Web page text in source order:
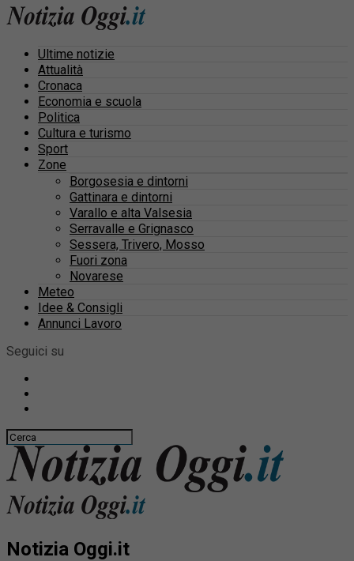
Ultime notizie
Attualità
Cronaca
Economia e scuola
Politica
Cultura e turismo
Sport
Zone
Borgosesia e dintorni
Gattinara e dintorni
Varallo e alta Valsesia
Serravalle e Grignasco
Sessera, Trivero, Mosso
Fuori zona
Novarese
Meteo
Idee & Consigli
Annunci Lavoro
Seguici su
Notizia Oggi.it